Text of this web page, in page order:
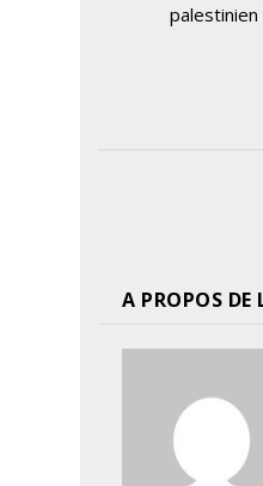
A PROPOS DE